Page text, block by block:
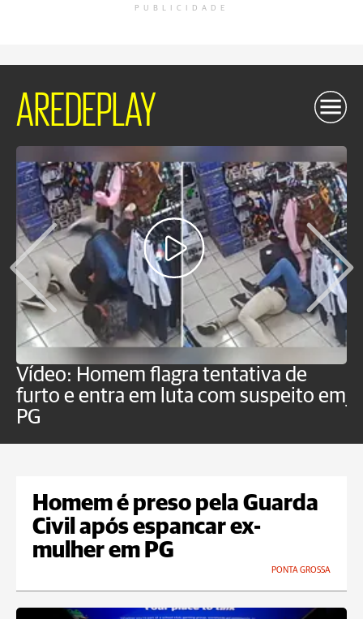
PUBLICIDADE
AREDEPLAY
Vídeo: Homem flagra tentativa de
furto e entra em luta com suspeito em
PG
Homem é preso pela Guarda
Civil após espancar ex-
mulher em PG
PONTA GROSSA